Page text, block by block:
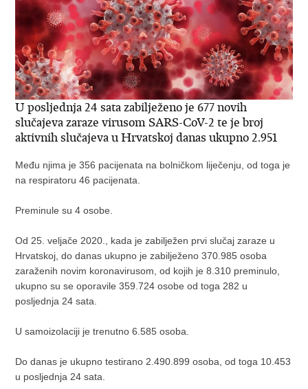
U posljednja 24 sata zabilježeno je 677 novih
slučajeva zaraze virusom SARS-CoV-2 te je broj
aktivnih slučajeva u Hrvatskoj danas ukupno 2.951
Među njima je 356 pacijenata na bolničkom liječenju, od toga je
na respiratoru 46 pacijenata.
Preminule su 4 osobe.
Od 25. veljače 2020., kada je zabilježen prvi slučaj zaraze u
Hrvatskoj, do danas ukupno je zabilježeno 370.985 osoba
zaraženih novim koronavirusom, od kojih je 8.310 preminulo,
ukupno su se oporavile 359.724 osobe od toga 282 u
posljednja 24 sata.
U samoizolaciji je trenutno 6.585 osoba.
Do danas je ukupno testirano 2.490.899 osoba, od toga 10.453
u posljednja 24 sata.